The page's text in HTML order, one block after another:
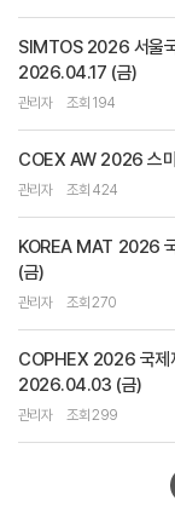
SIMTOS 2026 서울
2026.04.17 (금)
관리자 조회 194
COEX AW 2026 스
관리자 조회 424
KOREA MAT 2026
(금)
관리자 조회 270
COPHEX 2026 국제
2026.04.03 (금)
관리자 조회 299